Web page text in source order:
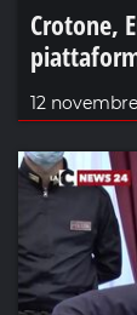
Crotone,
12